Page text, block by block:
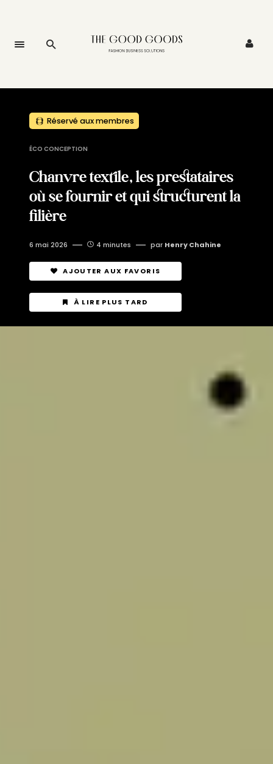
Réservé aux membres
ÉCO CONCEPTION
Chanvre textile, les prestataires
où se fournir et qui structurent la
filière
6 mai 2026 4 minutes par Henry Chahine
AJOUTER AUX FAVORIS
À LIRE PLUS TARD